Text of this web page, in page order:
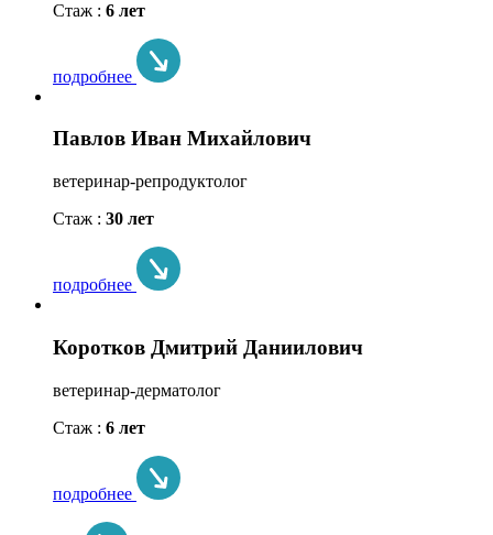
Стаж : 6 лет
подробнее
Павлов Иван Михайлович
ветеринар-репродуктолог
Стаж : 30 лет
подробнее
Коротков Дмитрий Даниилович
ветеринар-дерматолог
Стаж : 6 лет
подробнее